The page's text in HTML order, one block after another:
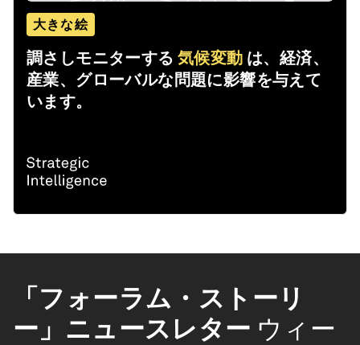
大きな絵
調さしモニターする 気候変動 は、経済、
産業、グローバルな問題に影響を与えて
います。
「フォーラム・ストーリ
ー」ニュースレター ウィー